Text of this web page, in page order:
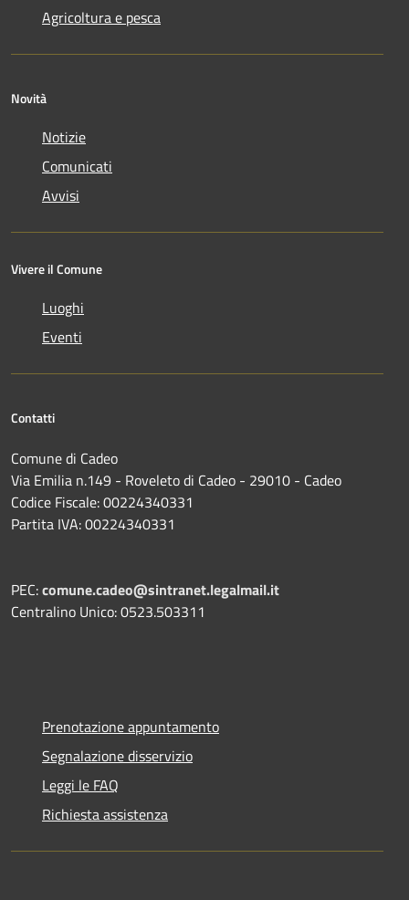
Agricoltura e pesca
Novità
Notizie
Comunicati
Avvisi
Vivere il Comune
Luoghi
Eventi
Contatti
Comune di Cadeo
Via Emilia n.149 - Roveleto di Cadeo - 29010 - Cadeo
Codice Fiscale: 00224340331
Partita IVA: 00224340331
PEC:comune.cadeo@sintranet.legalmail.it
Centralino Unico: 0523.503311
Prenotazione appuntamento
Segnalazione disservizio
Leggi le FAQ
Richiesta assistenza